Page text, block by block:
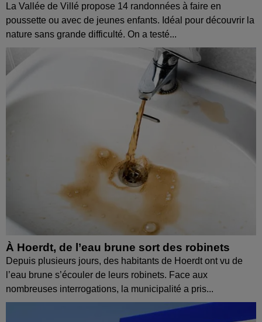
La Vallée de Villé propose 14 randonnées à faire en
poussette ou avec de jeunes enfants. Idéal pour découvrir la
nature sans grande difficulté. On a testé...
À Hoerdt, de l’eau brune sort des robinets
Depuis plusieurs jours, des habitants de Hoerdt ont vu de
l’eau brune s’écouler de leurs robinets. Face aux
nombreuses interrogations, la municipalité a pris...